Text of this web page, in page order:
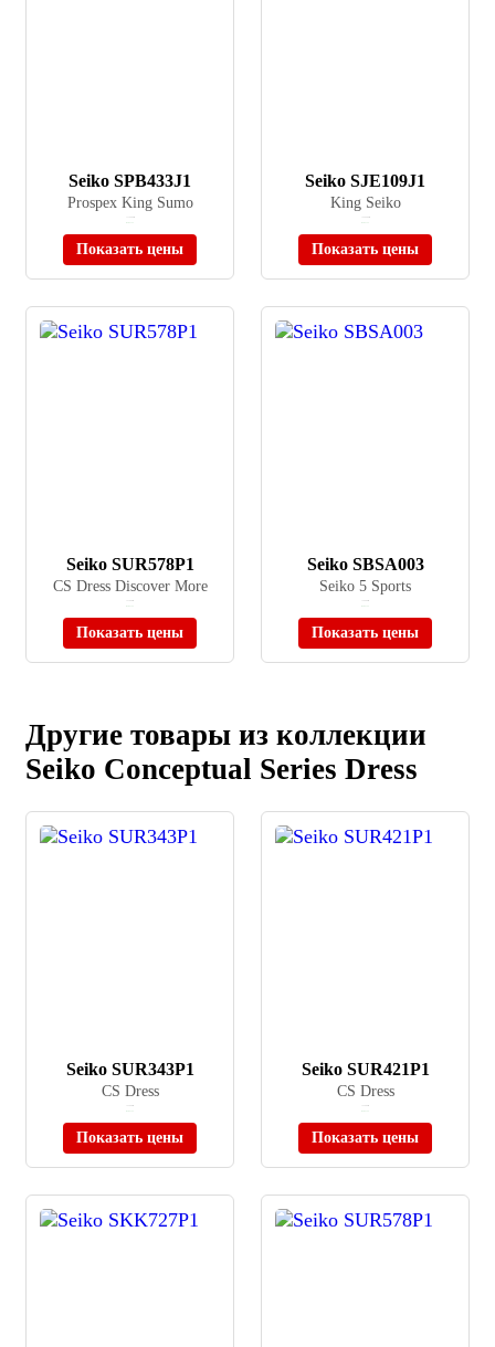
Seiko SPB433J1
Prospex King Sumo
Показать цены
Seiko SJE109J1
King Seiko
Показать цены
Seiko SUR578P1
CS Dress Discover More
Показать цены
Seiko SBSA003
Seiko 5 Sports
Показать цены
Другие товары из коллекции
Seiko Conceptual Series Dress
Seiko SUR343P1
CS Dress
Показать цены
Seiko SUR421P1
CS Dress
Показать цены